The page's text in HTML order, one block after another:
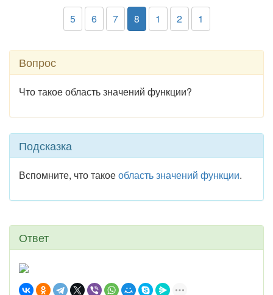
5 6 7 8 1 2 1
Вопрос
Что такое область значений функции?
Подсказка
Вспомните, что такоеобласть значений функции.
Ответ